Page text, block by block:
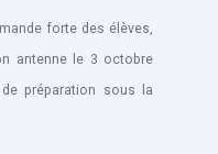
forte des élèves,
antenne le 3 octobre
préparation sous la